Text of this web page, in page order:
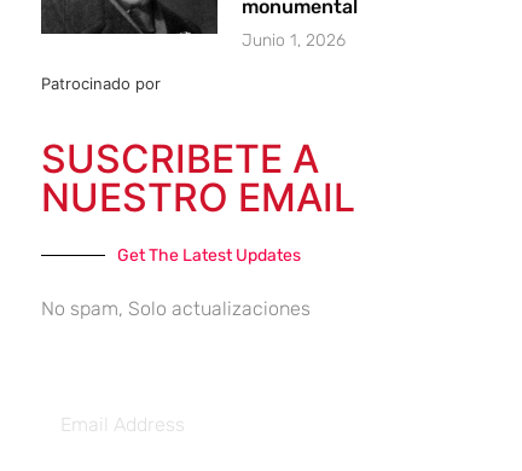
monumental
Junio 1, 2026
Patrocinado por
SUSCRIBETE A
NUESTRO EMAIL
Get The Latest Updates
No spam, Solo actualizaciones